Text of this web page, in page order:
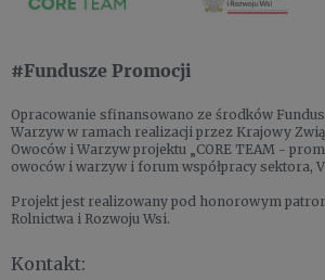
#Fundusze Promocji
Opracowanie sfinansowano ze środków
Warzyw w ramach realizacji przez Krajowy
Owoców i Warzyw projektu „CORE TEAM -
owoców i warzyw i forum współpracy sektora, V
Projekt jest realizowany pod honorowym
Rolnictwa i Rozwoju Wsi.
Kontakt: